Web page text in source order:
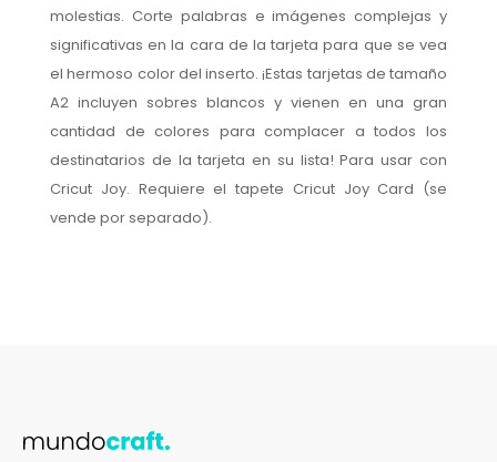
molestias. Corte palabras e imágenes complejas y
significativas en la cara de la tarjeta para que se vea
el hermoso color del inserto. ¡Estas tarjetas de tamaño
A2 incluyen sobres blancos y vienen en una gran
cantidad de colores para complacer a todos los
destinatarios de la tarjeta en su lista! Para usar con
Cricut Joy. Requiere el tapete Cricut Joy Card (se
vende por separado).